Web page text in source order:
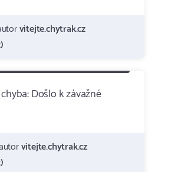
vitejte.chytrak.cz
Došlo k závažné
vitejte.chytrak.cz